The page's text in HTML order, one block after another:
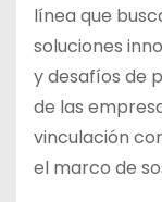
línea que
soluciones
y desafíos de
de las
vinculación
el marco de